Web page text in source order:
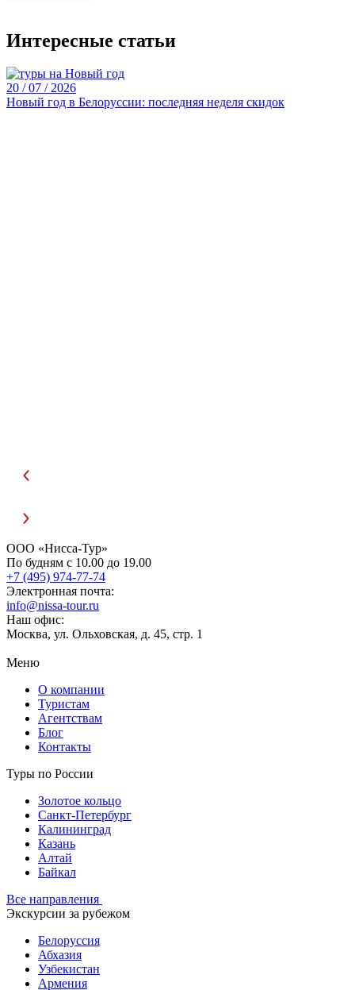
Интересные статьи
20 / 07 / 2026
Новый год в Белоруссии: последняя неделя скидок
ООО «Нисса-Тур»
По будням с 10.00 до 19.00
+7 (495) 974-77-74
Электронная почта:
info@nissa-tour.ru
Наш офис:
Москва, ул. Ольховская, д. 45, стр. 1
Меню
О компании
Туристам
Агентствам
Блог
Контакты
Туры по России
Золотое кольцо
Санкт-Петербург
Калининград
Казань
Алтай
Байкал
Все направления
Экскурсии за рубежом
Белоруссия
Абхазия
Узбекистан
Армения